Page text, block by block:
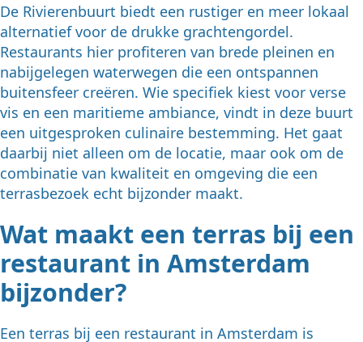
De Rivierenbuurt biedt een rustiger en meer lokaal
alternatief voor de drukke grachtengordel.
Restaurants hier profiteren van brede pleinen en
nabijgelegen waterwegen die een ontspannen
buitensfeer creëren. Wie specifiek kiest voor verse
vis en een maritieme ambiance, vindt in deze buurt
een uitgesproken culinaire bestemming. Het gaat
daarbij niet alleen om de locatie, maar ook om de
combinatie van kwaliteit en omgeving die een
terrasbezoek echt bijzonder maakt.
Wat maakt een terras bij een
restaurant in Amsterdam
bijzonder?
Een terras bij een restaurant in Amsterdam is